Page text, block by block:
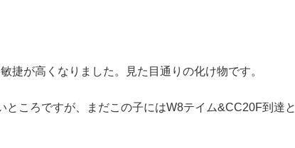
捷が高くなりました。見た目通りの化け物です。
ころですが、まだこの子にはW8テイム&CC20F到達と